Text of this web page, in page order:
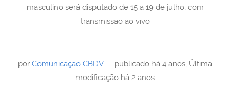
por Comunicação CBDV— publicado há 4 anos, Última
modificação há 2 anos
masculino será disputado de 15 a 19 de julho, com
transmissão ao vivo